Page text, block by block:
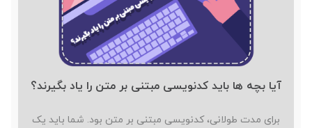
آیا بچه ها باید کدنویسی مبتنی بر متن را یاد بگیرند؟
برای مدت طولانی، کدنویسی مبتنی بر متن بود. شما باید یک